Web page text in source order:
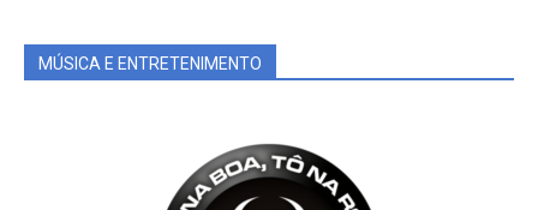
MÚSICA E ENTRETENIMENTO